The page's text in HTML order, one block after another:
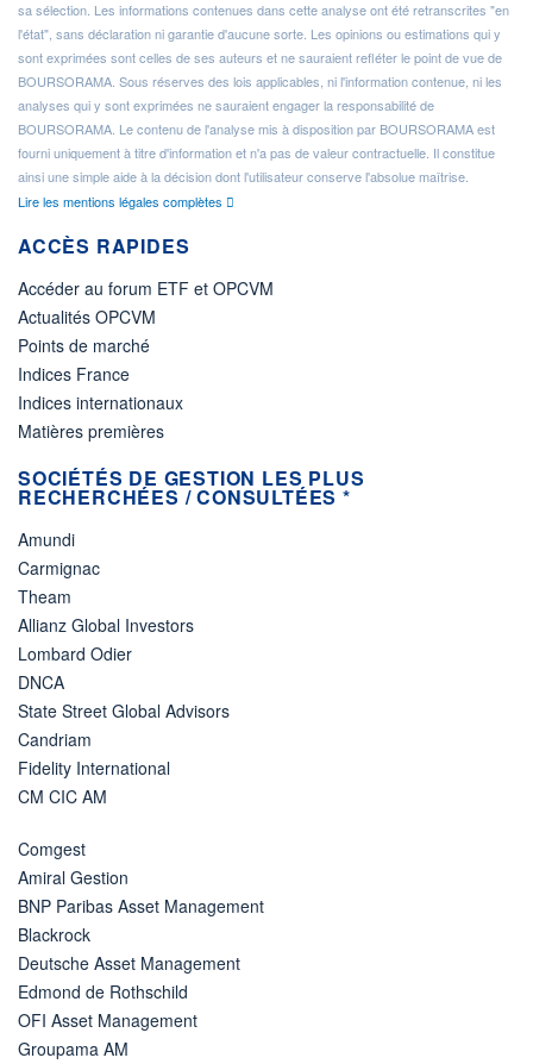
sa sélection. Les informations contenues dans cette analyse ont été retranscrites "en
l'état", sans déclaration ni garantie d'aucune sorte. Les opinions ou estimations qui y
sont exprimées sont celles de ses auteurs et ne sauraient refléter le point de vue de
BOURSORAMA. Sous réserves des lois applicables, ni l'information contenue, ni les
analyses qui y sont exprimées ne sauraient engager la responsabilité de
BOURSORAMA. Le contenu de l'analyse mis à disposition par BOURSORAMA est
fourni uniquement à titre d'information et n'a pas de valeur contractuelle. Il constitue
ainsi une simple aide à la décision dont l'utilisateur conserve l'absolue maîtrise.
Lire les mentions légales complètes
ACCÈS RAPIDES
Accéder au forum ETF et OPCVM
Actualités OPCVM
Points de marché
Indices France
Indices internationaux
Matières premières
SOCIÉTÉS DE GESTION LES PLUS
RECHERCHÉES / CONSULTÉES *
Amundi
Carmignac
Theam
Allianz Global Investors
Lombard Odier
DNCA
State Street Global Advisors
Candriam
Fidelity International
CM CIC AM
Comgest
Amiral Gestion
BNP Paribas Asset Management
Blackrock
Deutsche Asset Management
Edmond de Rothschild
OFI Asset Management
Groupama AM